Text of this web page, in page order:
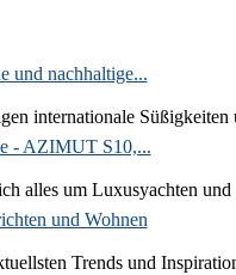
und nachhaltige...
internationale Süßigkeiten
- AZIMUT S10,...
alles um Luxusyachten und
und Wohnen
Trends und